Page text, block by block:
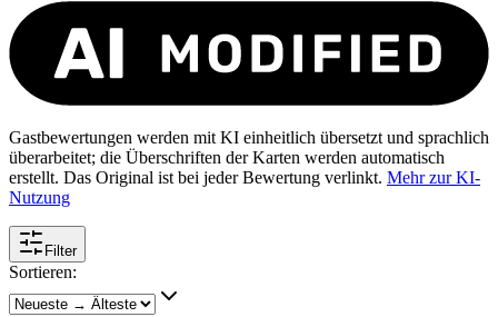
Gastbewertungen werden mit KI einheitlich übersetzt und sprachlich
überarbeitet; die Überschriften der Karten werden automatisch
erstellt. Das Original ist bei jeder Bewertung verlinkt. Mehr zur KI-
Nutzung
Filter
Sortieren: